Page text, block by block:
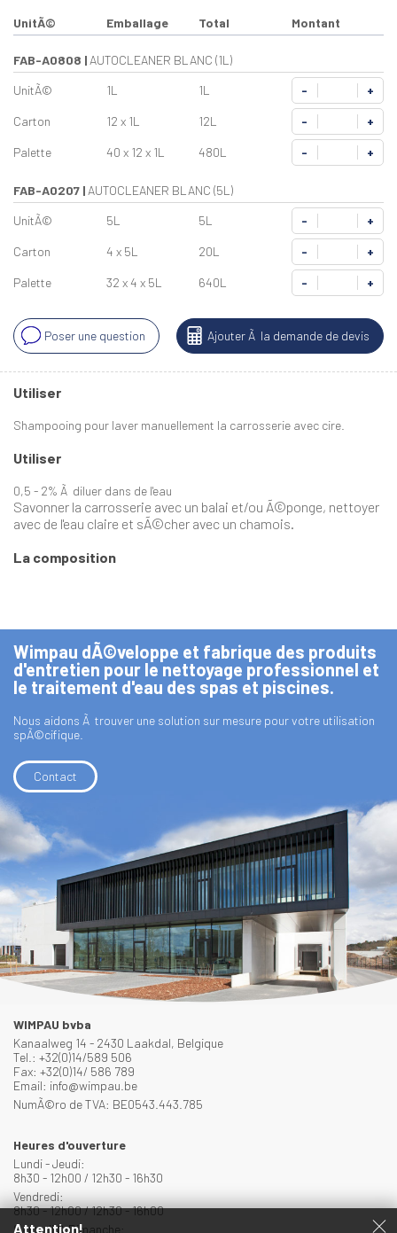
UnitÃ© Emballage Total Montant
FAB-A0808 | AUTOCLEANER BLANC (1L)
UnitÃ©
1L 1L - +
Carton 12 x 1L 12L - +
Palette 40 x 12 x 1L 480L - +
FAB-A0207 | AUTOCLEANER BLANC (5L)
UnitÃ©
5L 5L - +
Carton 4 x 5L 20L - +
Palette 32 x 4 x 5L 640L - +
Ajouter Ã la demande de devis
Poser une question
Utiliser
Shampooing pour laver manuellement la carrosserie avec cire.
Utiliser
0,5 - 2% Ã diluer dans de l'eau
Savonner la carrosserie avec un balai et/ou Ã©ponge, nettoyer
avec de l'eau claire et sÃ©cher avec un chamois.
La composition
Wimpau dÃ©veloppe et fabrique des produits
d'entretien pour le nettoyage professionnel et
le traitement d'eau des spas et piscines.
Nous aidons Ã trouver une solution sur mesure pour votre utilisation
spÃ©cifique.
Contact
WIMPAU bvba
Kanaalweg 14 - 2430 Laakdal, Belgique
Tel.: +32(0)14/589 506
Fax: +32(0)14/ 586 789
Email: info@wimpau.be
NumÃ©ro de TVA: BE0543.443.785
Heures d'ouverture
Lundi - Jeudi:
8h30 - 12h00 / 12h30 - 16h30
Vendredi:
8h30 - 12h00 / 12h30 - 16h00
Samedi & Dimanche:
Attention!